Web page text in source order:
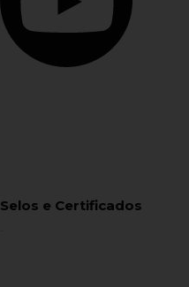
Selos e Certificados